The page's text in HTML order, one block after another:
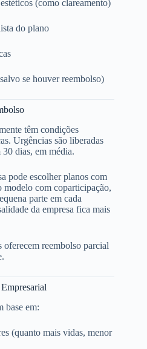
(como clareamento)
do plano
se houver reembolso)
têm condições
Urgências são liberadas
dias, em média.
pode escolher planos com
com coparticipação,
parte em cada
da empresa fica mais
oferecem reembolso parcial
base em:
(quanto mais vidas, menor